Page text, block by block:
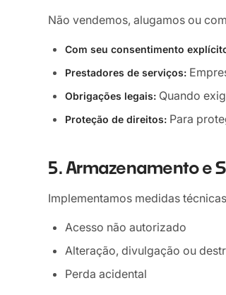
Não vendemos, alugamos ou
Com seu consentimento
Prestadores de serviços:
Obrigações legais: Quando
Proteção de direitos: Para
5. Armazenamento e
Implementamos medidas
Acesso não autorizado
Alteração, divulgação ou
Perda acidental